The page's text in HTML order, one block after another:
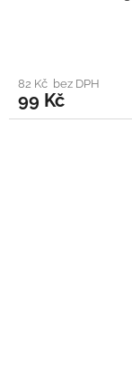
82 Kč bez DPH
99 Kč